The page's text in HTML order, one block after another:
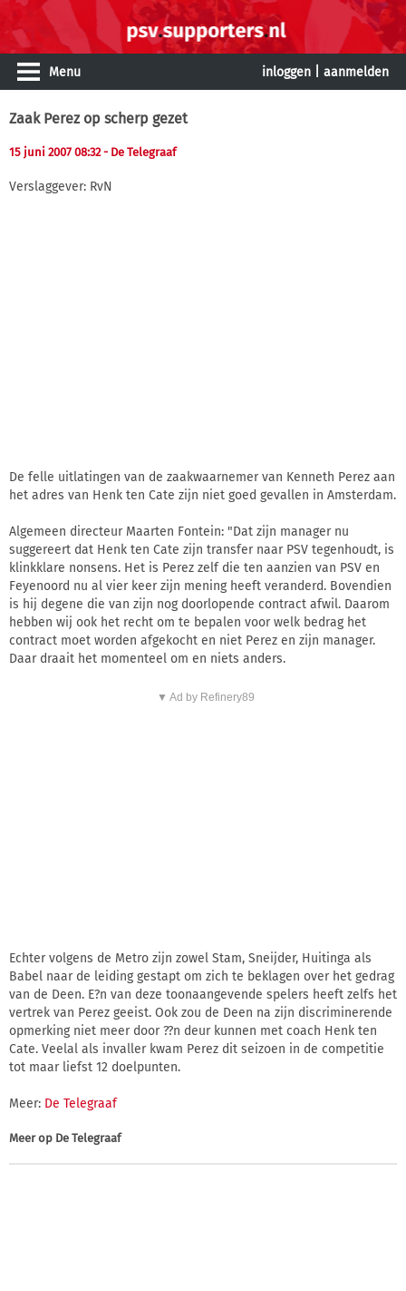
Menu inloggen aanmelden
Zaak Perez op scherp gezet
15 juni 2007 08:32- De Telegraaf
Verslaggever: RvN
De felle uitlatingen van de zaakwaarnemer van Kenneth Perez aan
het adres van Henk ten Cate zijn niet goed gevallen in Amsterdam.
Algemeen directeur Maarten Fontein: "Dat zijn manager nu
suggereert dat Henk ten Cate zijn transfer naar PSV tegenhoudt, is
klinkklare nonsens. Het is Perez zelf die ten aanzien van PSV en
Feyenoord nu al vier keer zijn mening heeft veranderd. Bovendien
is hij degene die van zijn nog doorlopende contract afwil. Daarom
hebben wij ook het recht om te bepalen voor welk bedrag het
contract moet worden afgekocht en niet Perez en zijn manager.
Daar draait het momenteel om en niets anders.
▼ Ad by Refinery89
Echter volgens de Metro zijn zowel Stam, Sneijder, Huitinga als
Babel naar de leiding gestapt om zich te beklagen over het gedrag
van de Deen. E?n van deze toonaangevende spelers heeft zelfs het
vertrek van Perez geeist. Ook zou de Deen na zijn discriminerende
opmerking niet meer door ??n deur kunnen met coach Henk ten
Cate. Veelal als invaller kwam Perez dit seizoen in de competitie
tot maar liefst 12 doelpunten.
Meer: De Telegraaf
Meer op De Telegraaf